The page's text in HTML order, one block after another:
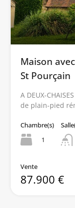
Maison
St Pourçain
A DEUX-
de plain-pied
Chambre(s)
1
Vente
87.900 €